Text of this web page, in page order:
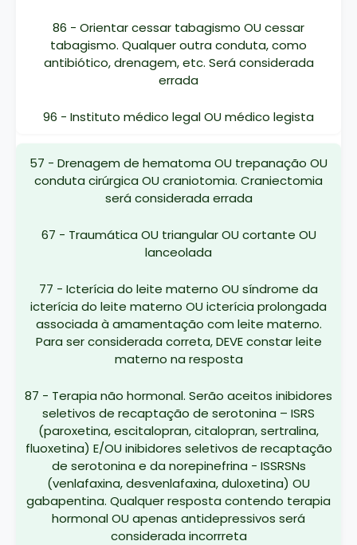
86 - Orientar cessar tabagismo OU cessar
tabagismo. Qualquer outra conduta, como
antibiótico, drenagem, etc. Será considerada
errada
96 - Instituto médico legal OU médico legista
57 - Drenagem de hematoma OU trepanação OU
conduta cirúrgica OU craniotomia. Craniectomia
será considerada errada
67 - Traumática OU triangular OU cortante OU
lanceolada
77 - Icterícia do leite materno OU síndrome da
icterícia do leite materno OU icterícia prolongada
associada à amamentação com leite materno.
Para ser considerada correta, DEVE constar leite
materno na resposta
87 - Terapia não hormonal. Serão aceitos inibidores
seletivos de recaptação de serotonina – ISRS
(paroxetina, escitalopran, citalopran, sertralina,
fluoxetina) E/OU inibidores seletivos de recaptação
de serotonina e da norepinefrina - ISSRSNs
(venlafaxina, desvenlafaxina, duloxetina) OU
gabapentina. Qualquer resposta contendo terapia
hormonal OU apenas antidepressivos será
considerada incorrreta